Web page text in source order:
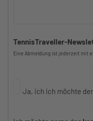
TennisTraveller-
Eine Abmeldung ist jederzeit mit
Ja, ich ich möchte